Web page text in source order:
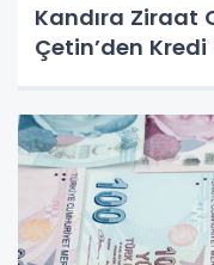
Kandıra Ziraat
Çetin’den